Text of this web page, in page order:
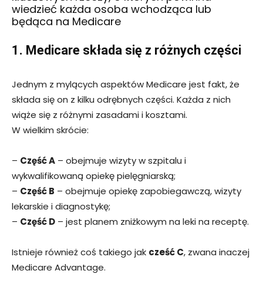
wiedzieć każda osoba wchodząca lub
będąca na Medicare
1. Medicare składa się z różnych części
Jednym z mylących aspektów Medicare jest fakt, że
składa się on z kilku odrębnych części. Każda z nich
wiąże się z różnymi zasadami i kosztami.
W wielkim skrócie:
– Część A – obejmuje wizyty w szpitalu i
wykwalifikowaną opiekę pielęgniarską;
– Część B – obejmuje opiekę zapobiegawczą, wizyty
lekarskie i diagnostykę;
– Część D – jest planem zniżkowym na leki na receptę.
Istnieje również coś takiego jak cześć C, zwana inaczej
Medicare Advantage.